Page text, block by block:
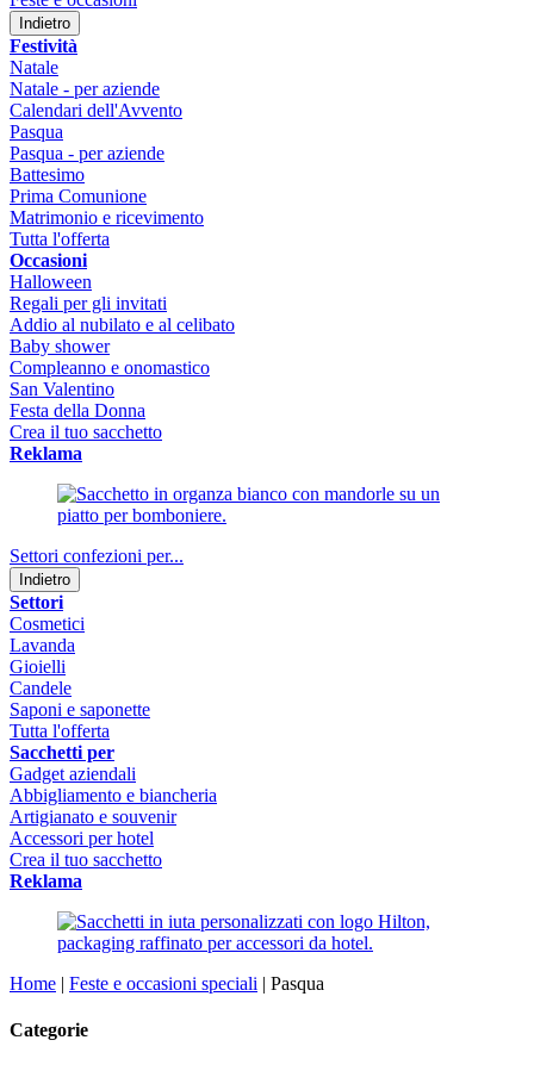
Indietro
Festività
Natale
Natale - per aziende
Calendari dell'Avvento
Pasqua
Pasqua - per aziende
Battesimo
Prima Comunione
Matrimonio e ricevimento
Tutta l'offerta
Occasioni
Halloween
Regali per gli invitati
Addio al nubilato e al celibato
Baby shower
Compleanno e onomastico
San Valentino
Festa della Donna
Crea il tuo sacchetto
Reklama
Settori confezioni per...
Indietro
Settori
Cosmetici
Lavanda
Gioielli
Candele
Saponi e saponette
Tutta l'offerta
Sacchetti per
Gadget aziendali
Abbigliamento e biancheria
Artigianato e souvenir
Accessori per hotel
Crea il tuo sacchetto
Reklama
Home | Feste e occasioni speciali | Pasqua
Categorie